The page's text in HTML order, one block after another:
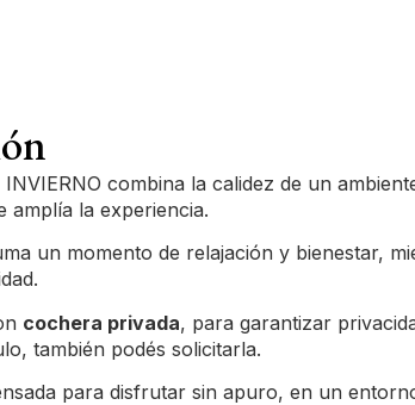
INVIERNO combina la calidez de un
amplía la experiencia.
un momento de relajación y bienestar,
cochera privada, para garantizar
también podés solicitarla.
para disfrutar sin apuro, en un